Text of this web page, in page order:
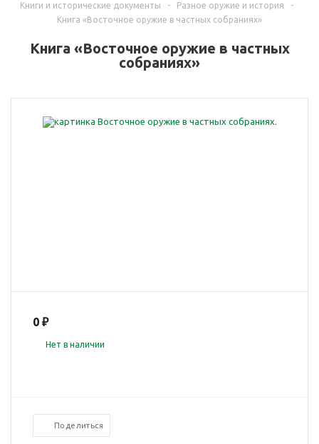
Книги и исторические документы
- Разное оружие и история
-
Книга «Восточное оружие в частных собраниях»
Книга «Восточное оружие в частных
собраниях»
0 ₽
Нет в наличии
Поделиться